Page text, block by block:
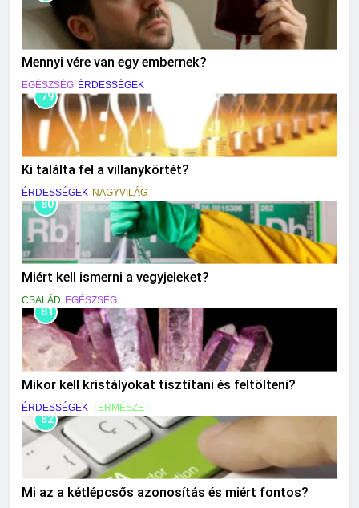
Mennyi vére van egy embernek?
EGÉSZSÉG ÉRDESSÉGEK
79
Ki találta fel a villanykörtét?
ÉRDESSÉGEK NAGYVILÁG
80
Miért kell ismerni a vegyjeleket?
CSALÁD EGÉSZSÉG
81
Mikor kell kristályokat tisztítani és feltölteni?
ÉRDESSÉGEK TERMÉSZET
82
Mi az a kétlépcsős azonosítás és miért fontos?